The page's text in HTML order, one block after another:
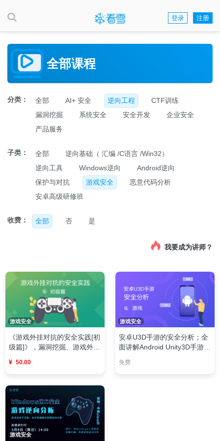
登录 注册
全部课程
分类： 全部 AI+ 安全 逆向工程
CTF训练
漏洞挖掘
系统安全 安全开发
企业安全
产品服务
子类： 全部
逆向基础（ 汇编 /C语言 /Win32）
逆向工具
Windows逆向
Android逆向
保护与对抗
游戏安全
恶意代码分析
安卓高级研修班
收费： 全部 否 是
我要成为讲师？
游戏安全
《游戏外挂对抗的安全实践[初
级篇]》，漏洞挖掘、游戏外
熟练运用漏洞挖掘工具
50.00
游戏安全
安卓U3D手游的安全分析；全
面讲解Android Unity3D手游从
流程
免费
游戏安全